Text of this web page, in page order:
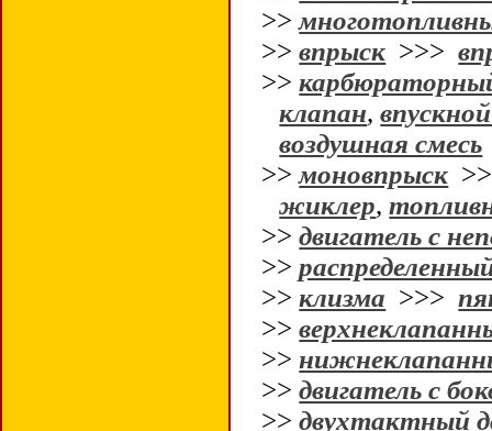
>>
>>впрыск >>>
>>
клапан,
воздушная смесь
>>моновпрыск
жиклер,
>>двигатель с
>>
>>клизма >>>
>>
>>
>>двигатель с
>>двухтактный